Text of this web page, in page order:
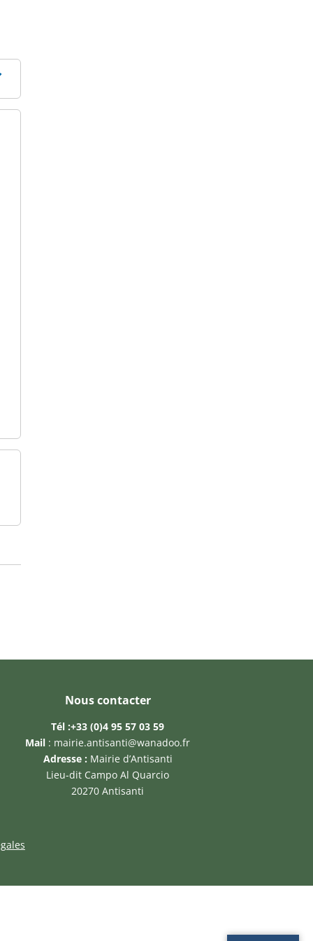
Nous contacter
Tél :+33 (0)4 95 57 03 59
Mail : mairie.antisanti@wanadoo.fr
Adresse : Mairie d’Antisanti
Lieu-dit Campo Al Quarcio
20270 Antisanti